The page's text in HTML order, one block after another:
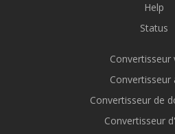
Help
Status
Convertisseur
Convertisseur
Convertisseur de
Convertisseur